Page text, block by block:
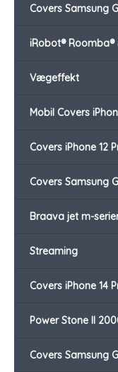
Covers Samsung
iRobot®
Vægeffekt
Mobil Covers
Covers iPhone 12
Covers Samsung
Braava jet m-
Streaming
Covers iPhone 14
Power Stone II
Covers Samsung